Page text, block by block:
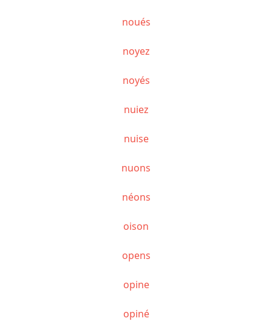
noués
noyez
noyés
nuiez
nuise
nuons
néons
oison
opens
opine
opiné